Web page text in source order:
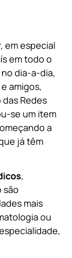
em especial
em todo o
dia-a-dia,
amigos,
Redes
se um item
a
já têm
,
são
mais
ou